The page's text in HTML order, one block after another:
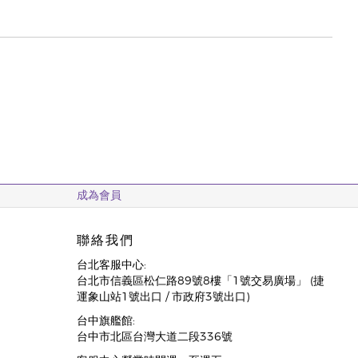
成為會員
聯絡我們
台北客服中心:
台北市信義區松仁路89號8樓「1號交易廣場」 (捷
運象山站1號出口 / 市政府3號出口)
台中旗艦館:
台中市北區台灣大道二段336號